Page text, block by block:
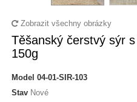
Zobrazit všechny obrázky
Těšanský čerstvý sýr
150g
Model 04-01-SIR-103
Stav Nové